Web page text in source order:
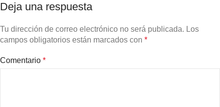
Deja una respuesta
Tu dirección de correo electrónico no será publicada. Los
campos obligatorios están marcados con *
Comentario *